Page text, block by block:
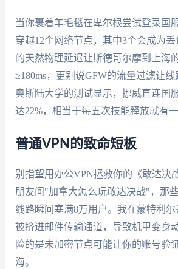
当你裹着羊毛毯在卑尔根尝试登录国
穿越12个网络节点，其中3个会成为
的天然物理延迟让斯德哥尔摩到上海
≥180ms，更别说GFW的流量过滤让
奥斯陆大学的测试显示，挪威直连国
达22%，相当于每五次技能释放就有一
普通VPN的致命短板
别指望用办公VPN拯救你的《敢达决
朋友问"加拿大怎么玩敢达决战"，那
线路瞬间塞满8万用户。我在蒙特利
被挤进邮件传输通道，导致机甲变身
险的是未加密节点可能让你的账号验
海。